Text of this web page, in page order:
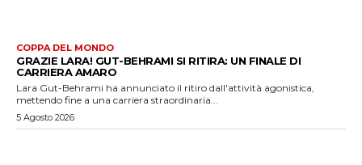
COPPA DEL MONDO
GRAZIE LARA! GUT-BEHRAMI SI RITIRA: UN FINALE DI
CARRIERA AMARO
Lara Gut-Behrami ha annunciato il ritiro dall'attività agonistica,
mettendo fine a una carriera straordinaria...
5 Agosto 2026